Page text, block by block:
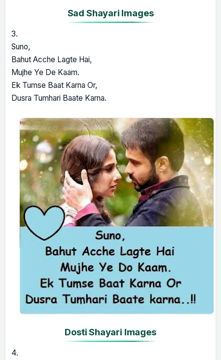
Sad Shayari Images
3.
Suno,
Bahut Acche Lagte Hai,
Mujhe Ye De Kaam.
Ek Tumse Baat Karna Or,
Dusra Tumhari Baate Karna.
Dosti Shayari Images
4.